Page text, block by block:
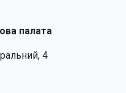
палата
4